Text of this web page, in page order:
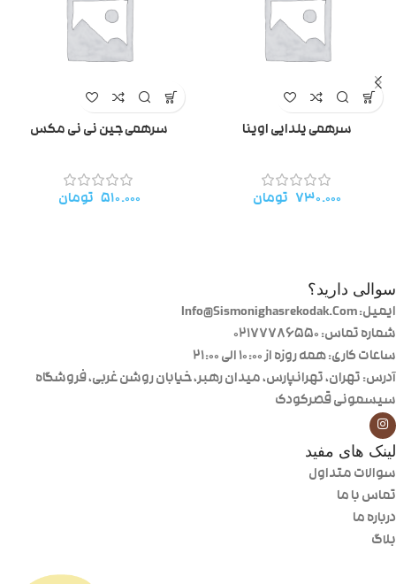
سرهمی یلدایی اوینا
۷۳۰.۰۰۰ تومان
سرهمی جین نی نی مکس
۵۱۰.۰۰۰ تومان
سوالی دارید؟
ایمیل: Info@Sismonighasrekodak.Com
شماره تماس: 02177786550
ساعات کاری: همه روزه از ۱۰:۰۰ الی ۲۱:۰۰
آدرس: تهران، تهرانپارس، میدان رهبر، خیابان روشن غربی، فروشگاه
سیسمونی قصرکودک
لینک های مفید
سوالات متداول
تماس با ما
درباره ما
بلاگ